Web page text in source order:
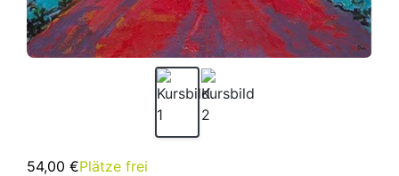
54,00 €Plätze frei